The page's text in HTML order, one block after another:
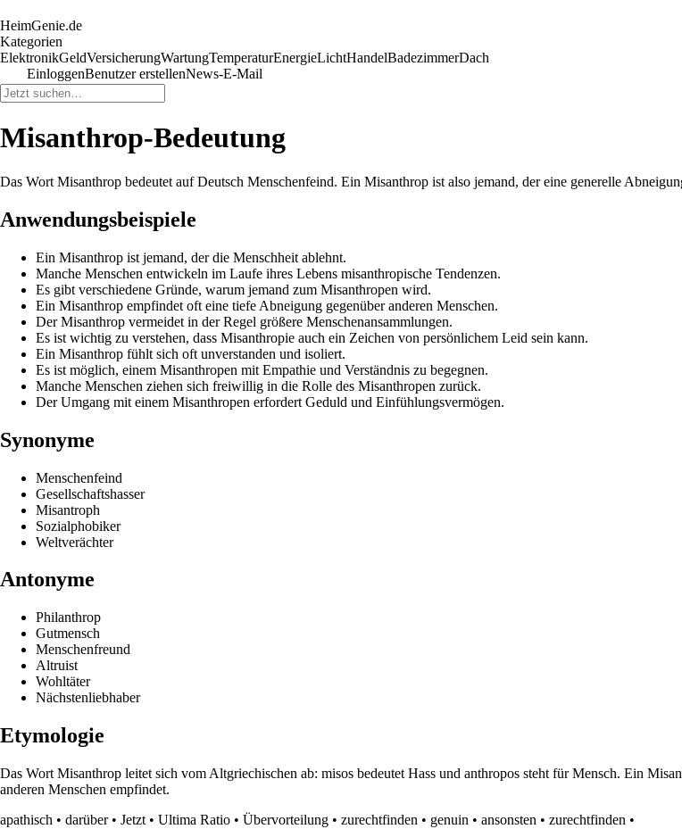
HeimGenie.de
Kategorien
ElektronikGeldVersicherungWartungTemperaturEnergieLichtHandelBadezimmerDach
EinloggenBenutzer erstellenNews-E-Mail
Misanthrop-Bedeutung
Das Wort Misanthrop bedeutet auf Deutsch Menschenfeind. Ein Misanthrop ist also jemand, der eine generelle
Anwendungsbeispiele
Ein Misanthrop ist jemand, der die Menschheit ablehnt.
Manche Menschen entwickeln im Laufe ihres Lebens misanthropische Tendenzen.
Es gibt verschiedene Gründe, warum jemand zum Misanthropen wird.
Ein Misanthrop empfindet oft eine tiefe Abneigung gegenüber anderen Menschen.
Der Misanthrop vermeidet in der Regel größere Menschenansammlungen.
Es ist wichtig zu verstehen, dass Misanthropie auch ein Zeichen von persönlichem Leid sein kann.
Ein Misanthrop fühlt sich oft unverstanden und isoliert.
Es ist möglich, einem Misanthropen mit Empathie und Verständnis zu begegnen.
Manche Menschen ziehen sich freiwillig in die Rolle des Misanthropen zurück.
Der Umgang mit einem Misanthropen erfordert Geduld und Einfühlungsvermögen.
Synonyme
Menschenfeind
Gesellschaftshasser
Misantroph
Sozialphobiker
Weltverächter
Antonyme
Philanthrop
Gutmensch
Menschenfreund
Altruist
Wohltäter
Nächstenliebhaber
Etymologie
Das Wort Misanthrop leitet sich vom Altgriechischen ab: misos bedeutet Hass und anthropos steht für Mensch. Ein
anderen Menschen empfindet.
apathisch • darüber• Jetzt • Ultima Ratio • Übervorteilung • zurechtfinden • genuin • ansonsten • zurechtfinden •